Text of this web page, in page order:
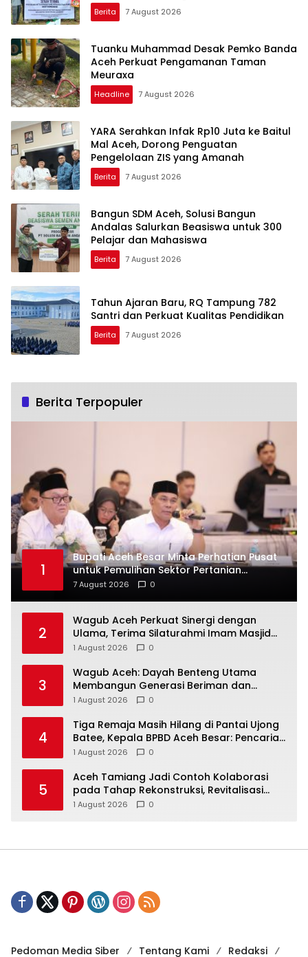
Berita 7 August 2026
Tuanku Muhammad Desak Pemko Banda
Aceh Perkuat Pengamanan Taman
Meuraxa
Headline 7 August 2026
YARA Serahkan Infak Rp10 Juta ke Baitul
Mal Aceh, Dorong Penguatan
Pengelolaan ZIS yang Amanah
Berita 7 August 2026
Bangun SDM Aceh, Solusi Bangun
Andalas Salurkan Beasiswa untuk 300
Pelajar dan Mahasiswa
Berita 7 August 2026
Tahun Ajaran Baru, RQ Tampung 782
Santri dan Perkuat Kualitas Pendidikan
Berita 7 August 2026
Berita Terpopuler
1
Bupati Aceh Besar Minta Perhatian Pusat
untuk Pemulihan Sektor Pertanian
Pascabencana
7 August 2026 0
2
Wagub Aceh Perkuat Sinergi dengan
Ulama, Terima Silaturahmi Imam Masjid
Raya Baiturrahman
1 August 2026 0
3
Wagub Aceh: Dayah Benteng Utama
Membangun Generasi Beriman dan
Berakhlak
1 August 2026 0
4
Tiga Remaja Masih Hilang di Pantai Ujong
Batee, Kepala BPBD Aceh Besar: Pencarian
Terus Dimaksimalkan
1 August 2026 0
5
Aceh Tamiang Jadi Contoh Kolaborasi
pada Tahap Rekonstruksi, Revitalisasi
Sekolah Dipercepat Libatkan Masyarakat
1 August 2026 0
Pedoman Media Siber Tentang Kami Redaksi